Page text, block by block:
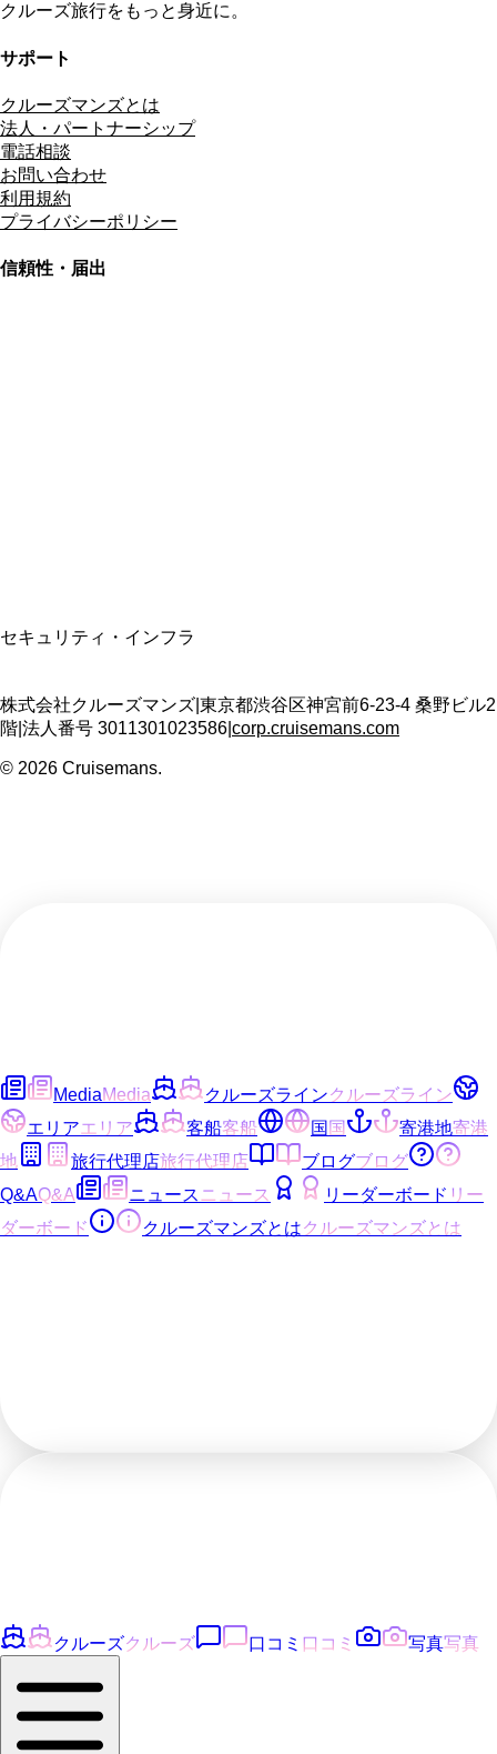
クルーズ旅行をもっと身近に。
サポート
クルーズマンズとは
法人・パートナーシップ
電話相談
お問い合わせ
利用規約
プライバシーポリシー
信頼性・届出
セキュリティ・インフラ
株式会社クルーズマンズ 東京都渋谷区神宮前6-23-4 桑野ビル2
階 法人番号 3011301023586 corp.cruisemans.com
© 2026 Cruisemans.
MediaMedia クルーズラインクルーズライン
エリアエリア 客船客船 国国 寄港地寄港
地
旅行代理店旅行代理店 ブログブログ
Q&AQ&A ニュース ニュース リーダーボード リー
ダーボード
クルーズマンズとはクルーズマンズとは
クルーズクルーズ 口コミ 口コミ 写真写真